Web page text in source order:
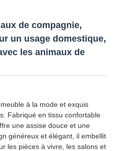
de compagnie,
un usage domestique,
les animaux de
à la mode et exquis
Fabriqué en tissu confortable
une assise douce et une
généreux et élégant, il embellit
les pièces à vivre, les salons et